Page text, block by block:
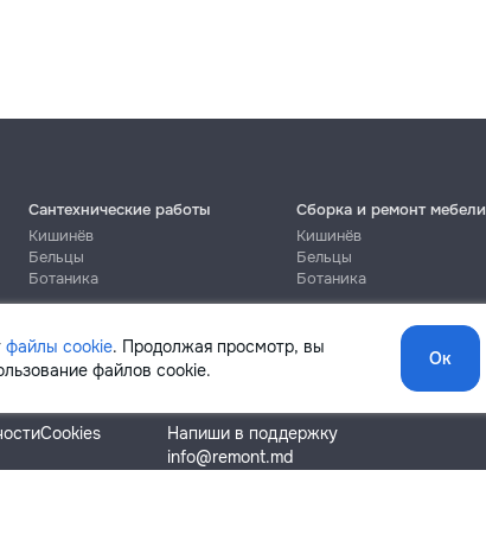
файлы cookie. Продолжая просмотр, вы
файлов cookie.
Ок
Сантехнические работы
Кишинёв
Бельцы
Ботаника
Сборка и ремонт мебели
Кишинёв
Бельцы
Ботаника
Cookies
Помощь
Напиши в поддержку
info@remont.md